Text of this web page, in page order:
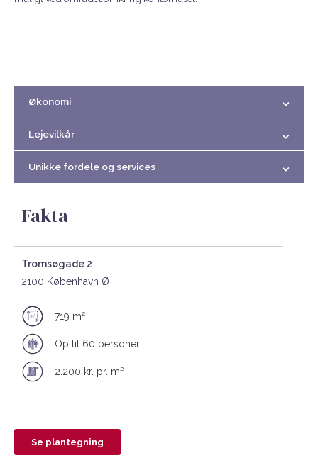
Økonomi
Lejevilkår
Unikke fordele og services
Fakta
Tromsøgade 2
2100 København Ø
719 m²
Op til 60 personer
2.200 kr. pr. m²
Se plantegning